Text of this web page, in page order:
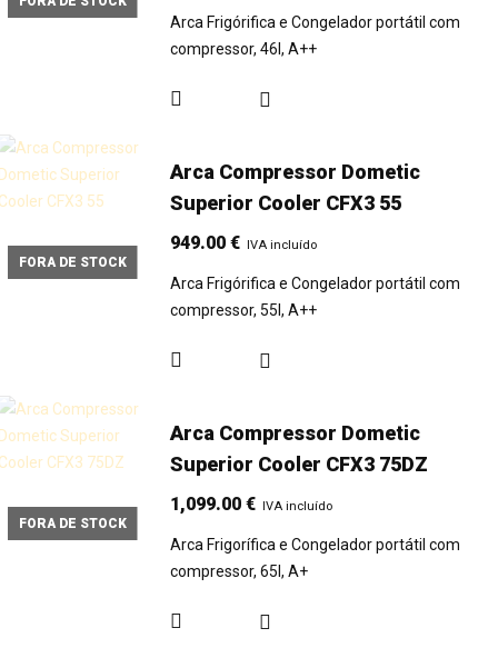
Arca Frigórifica e Congelador portátil com
compressor, 46l, A++
FORA DE STOCK
Arca Compressor Dometic
Superior Cooler CFX3 55
949.00€ IVA incluído
Arca Frigórifica e Congelador portátil com
compressor, 55l, A++
FORA DE STOCK
Arca Compressor Dometic
Superior Cooler CFX3 75DZ
1,099.00€ IVA incluído
Arca Frigorífica e Congelador portátil com
compressor, 65l, A+